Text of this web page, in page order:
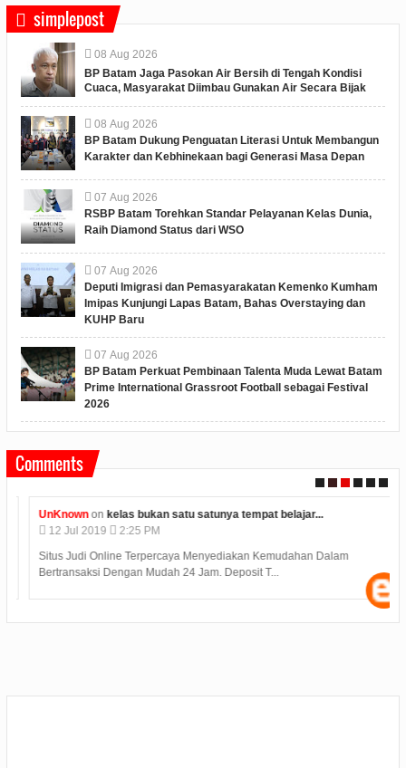
simplepost
08 Aug 2026
BP Batam Jaga Pasokan Air Bersih di Tengah Kondisi
Cuaca, Masyarakat Diimbau Gunakan Air Secara Bijak
08 Aug 2026
BP Batam Dukung Penguatan Literasi Untuk Membangun
Karakter dan Kebhinekaan bagi Generasi Masa Depan
07 Aug 2026
RSBP Batam Torehkan Standar Pelayanan Kelas Dunia,
Raih Diamond Status dari WSO
07 Aug 2026
Deputi Imigrasi dan Pemasyarakatan Kemenko Kumham
Imipas Kunjungi Lapas Batam, Bahas Overstaying dan
KUHP Baru
07 Aug 2026
BP Batam Perkuat Pembinaan Talenta Muda Lewat Batam
Prime International Grassroot Football sebagai Festival
2026
Comments
UnKnownonkelas bukan satu satunya tempat belajar...
12 Jul 2019
2:25 PM
Situs Judi Online Terpercaya Menyediakan Kemudahan Dalam
Bertransaksi Dengan Mudah 24 Jam. Deposit T...